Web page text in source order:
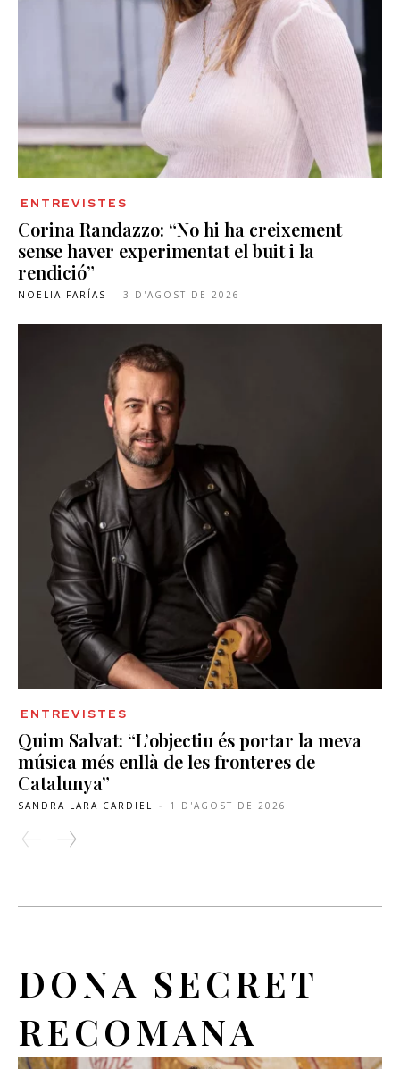
ENTREVISTES
Corina Randazzo: “No hi ha creixement
sense haver experimentat el buit i la
rendició”
NOELIA FARÍAS - 3 D'AGOST DE 2026
ENTREVISTES
Quim Salvat: “L’objectiu és portar la meva
música més enllà de les fronteres de
Catalunya”
SANDRA LARA CARDIEL - 1 D'AGOST DE 2026
DONA SECRET
RECOMANA